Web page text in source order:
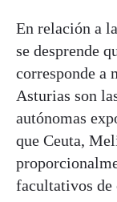
En relación a
se desprende
corresponde a
Asturias son
autónomas
que Ceuta,
facultativos de